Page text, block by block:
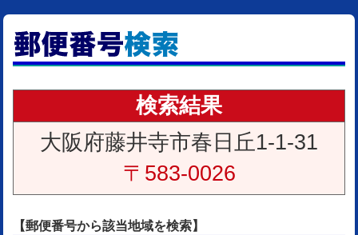
検索結果
大阪府藤井寺市春日丘1-1-31
〒583-0026
【郵便番号から該当地域を検索】